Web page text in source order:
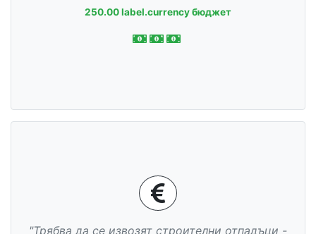
250.00 label.currency бюджет
"Трябва да се извозят строителни отпадъци -